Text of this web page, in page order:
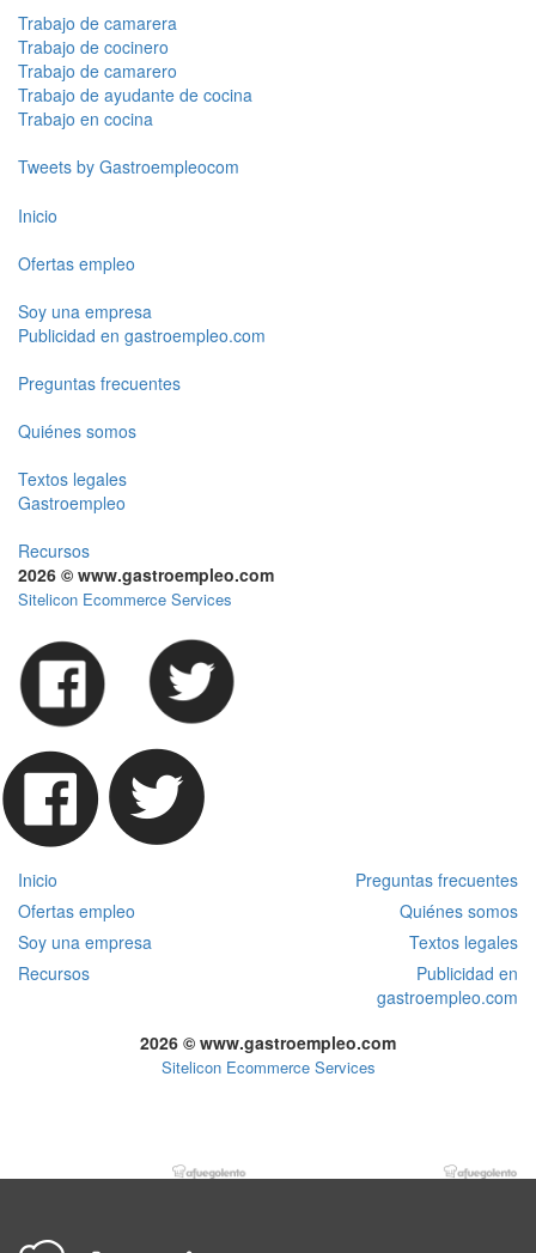
Trabajo de camarera
Trabajo de cocinero
Trabajo de camarero
Trabajo de ayudante de cocina
Trabajo en cocina
Tweets by Gastroempleocom
Inicio
Ofertas empleo
Soy una empresa
Publicidad en gastroempleo.com
Preguntas frecuentes
Quiénes somos
Textos legales
Gastroempleo
Recursos
2026 © www.gastroempleo.com
Sitelicon Ecommerce Services
Inicio
Preguntas frecuentes
Ofertas empleo
Quiénes somos
Soy una empresa
Textos legales
Recursos
Publicidad en
gastroempleo.com
2026 © www.gastroempleo.com
Sitelicon Ecommerce Services